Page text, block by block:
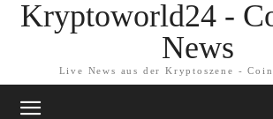
Kryptoworld24 -
News
Live News aus der Kryptoszene -